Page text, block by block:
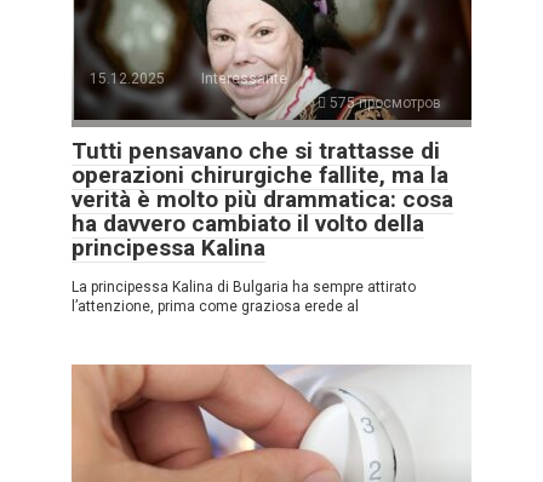
15.12.2025
Interessante
575 просмотров
Tutti pensavano che si trattasse di
operazioni chirurgiche fallite, ma la
verità è molto più drammatica: cosa
ha davvero cambiato il volto della
principessa Kalina
La principessa Kalina di Bulgaria ha sempre attirato
l’attenzione, prima come graziosa erede al